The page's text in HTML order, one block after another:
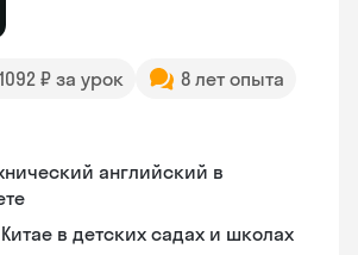
₽ за урок
8 лет опыта
английский в
в детских садах и школах